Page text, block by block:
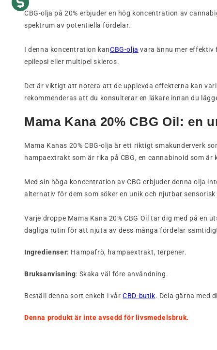
CBG-olja på 20% erbjuder en hög koncentration av
spektrum av potentiella fördelar.
I denna koncentration kanCBG-olja vara ännu mer effektiv
epilepsi eller multipel skleros.
Det är viktigt att notera att de upplevda effekterna kan
rekommenderas att du konsulterar en läkare innan du
Mama Kana 20% CBG Oil: en
Mama Kanas 20% CBG-olja är ett riktigt smakunderverk
hampaextrakt som är rika på CBG, en cannabinoid som
Med sin höga koncentration av CBG erbjuder denna olja
alternativ för dem som söker en unik och njutbar sensorisk
Varje droppe Mama Kana 20% CBG Oil tar dig med på en
dagliga rutin för att njuta av dess många fördelar
Ingredienser: Hampafrö, hampaextrakt, terpener.
Bruksanvisning: Skaka väl före användning.
Beställ denna sort enkelt i vårCBD-butik. Dela gärna med
Denna produkt är inte avsedd för livsmedelsbruk.